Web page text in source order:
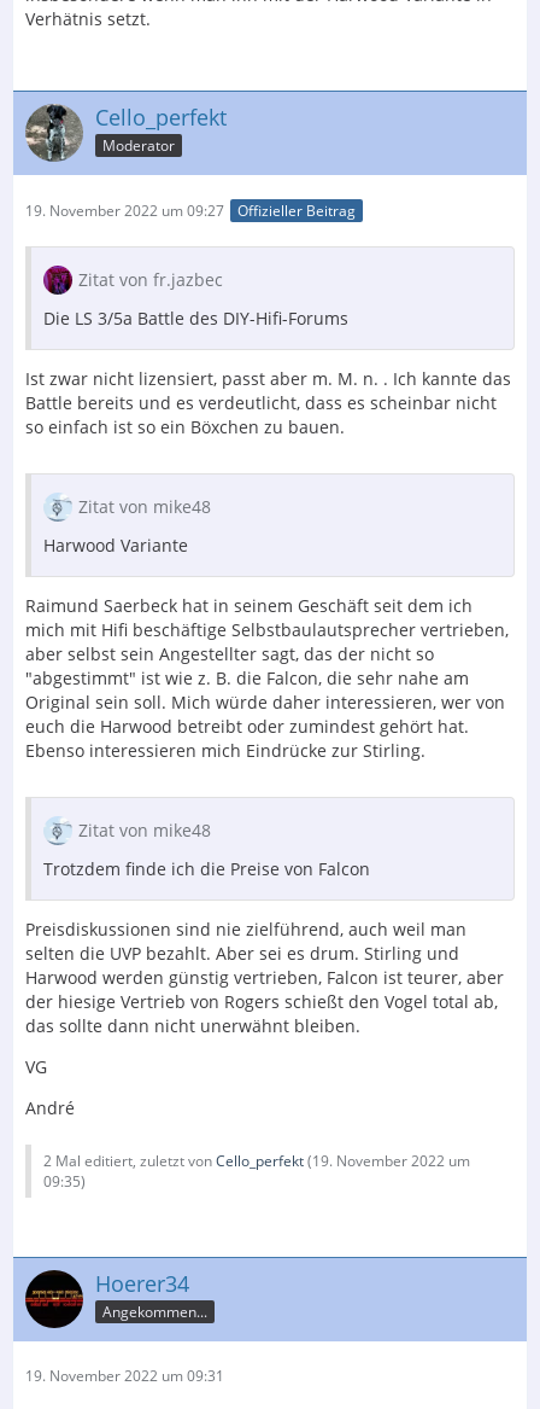
Verhätnis setzt.
Cello_perfekt
Moderator
19. November 2022 um 09:27 Offizieller Beitrag
Zitat von fr.jazbec
Die LS 3/5a Battle des DIY-Hifi-Forums
Ist zwar nicht lizensiert, passt aber m. M. n. . Ich kannte das
Battle bereits und es verdeutlicht, dass es scheinbar nicht
so einfach ist so ein Böxchen zu bauen.
Zitat von mike48
Harwood Variante
Raimund Saerbeck hat in seinem Geschäft seit dem ich
mich mit Hifi beschäftige Selbstbaulautsprecher vertrieben,
aber selbst sein Angestellter sagt, das der nicht so
"abgestimmt" ist wie z. B. die Falcon, die sehr nahe am
Original sein soll. Mich würde daher interessieren, wer von
euch die Harwood betreibt oder zumindest gehört hat.
Ebenso interessieren mich Eindrücke zur Stirling.
Zitat von mike48
Trotzdem finde ich die Preise von Falcon
Preisdiskussionen sind nie zielführend, auch weil man
selten die UVP bezahlt. Aber sei es drum. Stirling und
Harwood werden günstig vertrieben, Falcon ist teurer, aber
der hiesige Vertrieb von Rogers schießt den Vogel total ab,
das sollte dann nicht unerwähnt bleiben.
VG
André
2 Mal editiert, zuletzt vonCello_perfekt(19. November 2022 um
09:35)
Hoerer34
Angekommen...
19. November 2022 um 09:31